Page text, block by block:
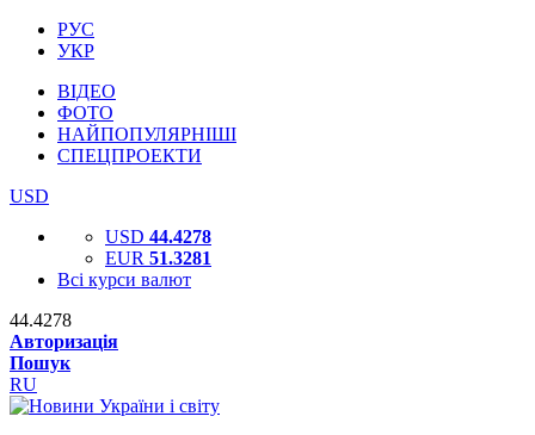
РУС
УКР
ВІДЕО
ФОТО
НАЙПОПУЛЯРНІШІ
СПЕЦПРОЕКТИ
USD
USD 44.4278
EUR 51.3281
Всі курси валют
44.4278
Авторизація
Пошук
RU